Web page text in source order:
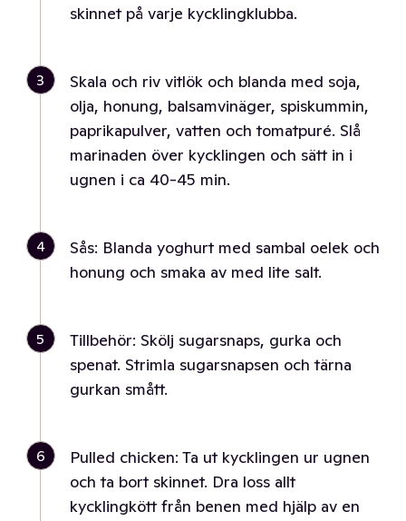
skinnet på varje kycklingklubba.
3
Skala och riv vitlök och blanda med soja,
olja, honung, balsamvinäger, spiskummin,
paprikapulver, vatten och tomatpuré. Slå
marinaden över kycklingen och sätt in i
ugnen i ca 40-45 min.
4
Sås: Blanda yoghurt med sambal oelek och
honung och smaka av med lite salt.
5
Tillbehör: Skölj sugarsnaps, gurka och
spenat. Strimla sugarsnapsen och tärna
gurkan smått.
6
Pulled chicken: Ta ut kycklingen ur ugnen
och ta bort skinnet. Dra loss allt
kycklingkött från benen med hjälp av en